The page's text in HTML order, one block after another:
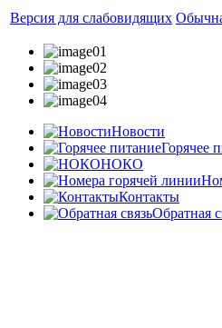
Версия для слабовидящих
Новости
Горячее
НОКО
Контакты
Обратная